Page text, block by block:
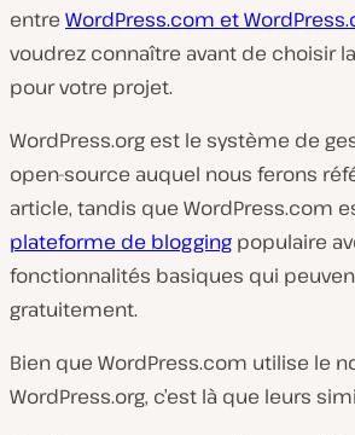
entre WordPress.com et
voudrez connaître avant de choisir
pour votre projet.
WordPress.org est le système de
open-source auquel nous ferons
article, tandis que WordPress.com
plateforme de blogging populaire
fonctionnalités basiques qui
gratuitement.
Bien que WordPress.com utilise le
WordPress.org, c’est là que leurs